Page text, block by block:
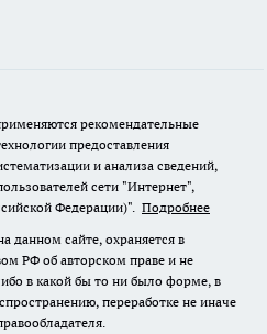
рекомендательные
предоставления
и анализа сведений,
сети "Интернет",
Федерации)". Подробнее
данном сайте, охраняется в
РФ об авторском праве и не
в какой бы то ни было форме, в
переработке не иначе